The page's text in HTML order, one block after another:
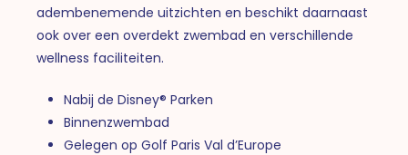
adembenemende uitzichten en beschikt daarnaast
ook over een overdekt zwembad en verschillende
wellness faciliteiten.
Nabij de Disney® Parken
Binnenzwembad
Gelegen op Golf Paris Val d’Europe